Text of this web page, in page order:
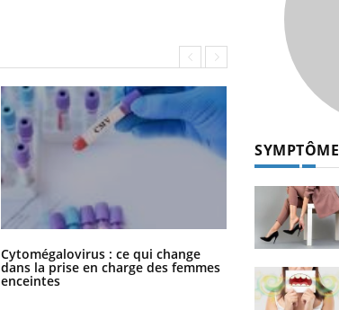
Cytomégalovirus : ce qui change
dans la prise en charge des femmes
enceintes
La sieste
la nuit ?